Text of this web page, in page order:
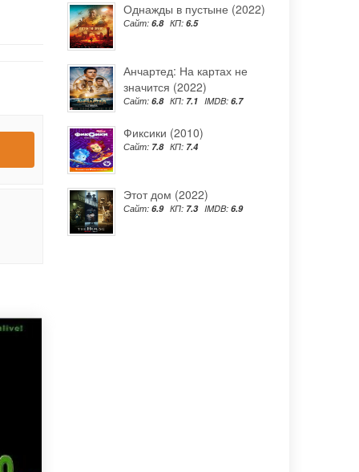
Однажды в пустыне (2022)
Сайт: 6.8 КП: 6.5
Анчартед: На картах не
значится (2022)
Сайт: 6.8 КП: 7.1 IMDB: 6.7
Фиксики (2010)
Сайт: 7.8 КП: 7.4
Этот дом (2022)
Сайт: 6.9 КП: 7.3 IMDB: 6.9